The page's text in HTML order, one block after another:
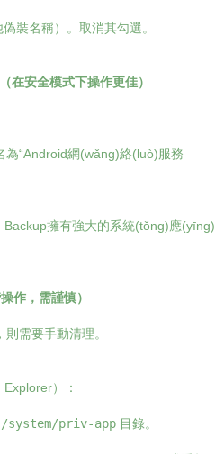
裝名稱）。取消其勾選。
在安全模式下操作更佳）
為“Android網(wǎng)絡(luò)服務
Backup擁有強大的系統(tǒng)應(yīng)
作，需謹慎）
需要手動清理。
Explorer）：
/system/priv-app 目錄。